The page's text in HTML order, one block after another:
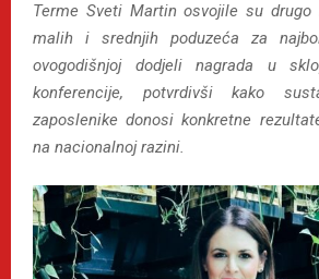
Terme Sveti Martin osvojile su
malih i srednjih poduzeća za
ovogodišnjoj dodjeli nagrada u
konferencije, potvrdivši kako
zaposlenike donosi konkretne
na nacionalnoj razini.